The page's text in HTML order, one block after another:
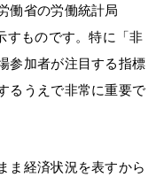
働省の労働統計局
すものです。特に「非
参加者が注目する指標
るうえで非常に重要で
ま経済状況を表すから